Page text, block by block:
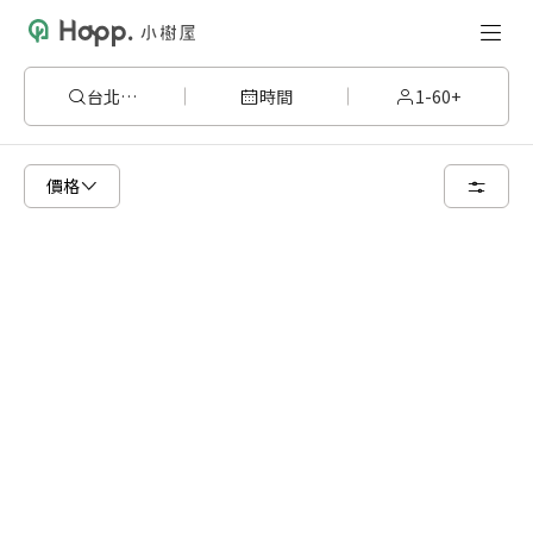
台北市中山區 時間 1-60+
價格
請嘗試變更或清除某些篩選條件，或著您可以調整地圖的搜尋區域